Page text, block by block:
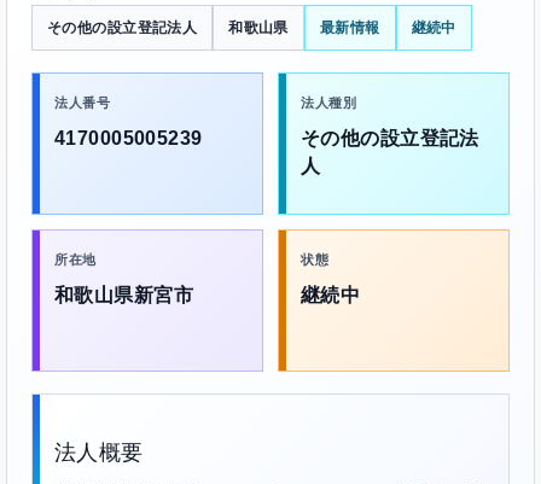
その他の設立登記法人 和歌山県 最新情報 継続中
法人番号
4170005005239
法人種別
その他の設立登記法
人
所在地
和歌山県新宮市
状態
継続中
法人概要